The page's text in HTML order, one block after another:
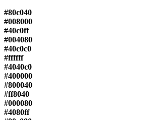
#80c040
#008000
#40c0ff
#004080
#40c0c0
#ffffff
#4040c0
#400000
#800040
#ff8040
#000080
#4080ff